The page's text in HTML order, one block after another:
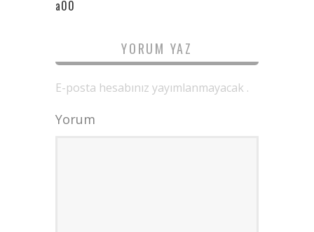
a00
YORUM YAZ
E-posta hesabınız yayımlanmayacak .
Yorum